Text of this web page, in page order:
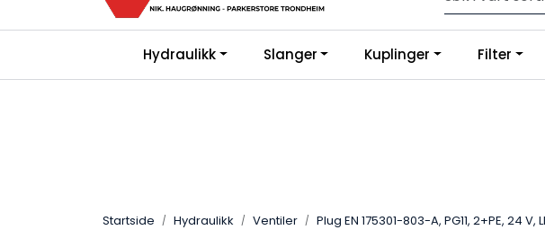
Skip to main content Kjøp slanger og fittings
Bli Kunde | FAQ Gi oss en vurdering på Google
Hydraulikk Slanger Kuplinger Filter
Startside Hydraulikk Ventiler Plug EN 175301-803-A, PG11, 2+PE, 24 V,